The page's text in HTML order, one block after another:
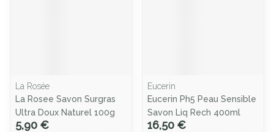
La Rosée
La Rosee Savon Surgras
Ultra Doux Naturel 100g
5,90 €
Eucerin
Eucerin Ph5 Peau Sensible
Savon Liq Rech 400ml
16,50 €